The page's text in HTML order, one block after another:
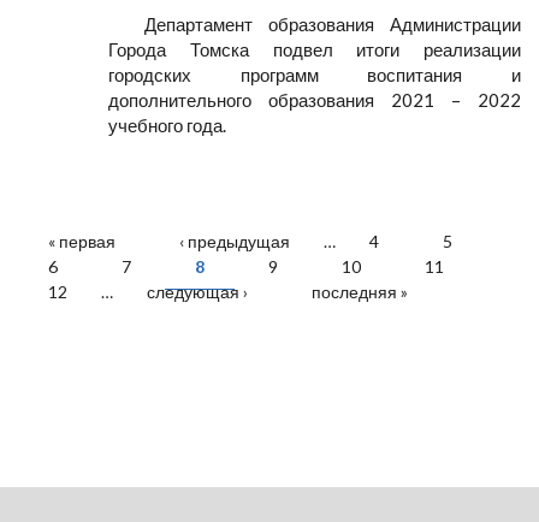
Департамент образования Администрации
Города Томска подвел итоги реализации
городских программ воспитания и
дополнительного образования 2021 – 2022
учебного года.
СТРАНИЦЫ
« первая ‹ предыдущая … 4
5
6
7 8 9 10
11
12
… следующая › последняя »